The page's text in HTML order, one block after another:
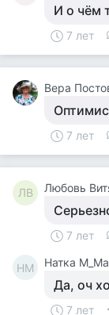
И о чём
7 лет
Вера
7 лет
ЛВ Любовь
7 лет
НМ Натка
Да, оч
7 лет